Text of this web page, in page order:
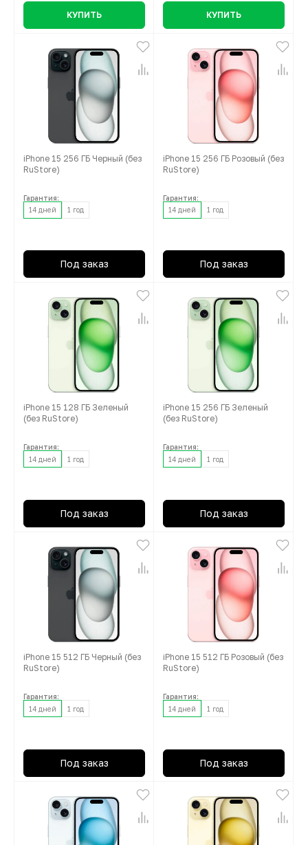
КУПИТЬ КУПИТЬ
iPhone 15 256 ГБ Черный (без
RuStore)
Гарантия:
14 дней
1 год
Под заказ
iPhone 15 256 ГБ Розовый (без
RuStore)
Гарантия:
14 дней
1 год
Под заказ
iPhone 15 128 ГБ Зеленый
(без RuStore)
Гарантия:
14 дней
1 год
Под заказ
iPhone 15 256 ГБ Зеленый
(без RuStore)
Гарантия:
14 дней
1 год
Под заказ
iPhone 15 512 ГБ Черный (без
RuStore)
Гарантия:
14 дней
1 год
Под заказ
iPhone 15 512 ГБ Розовый (без
RuStore)
Гарантия:
14 дней
1 год
Под заказ